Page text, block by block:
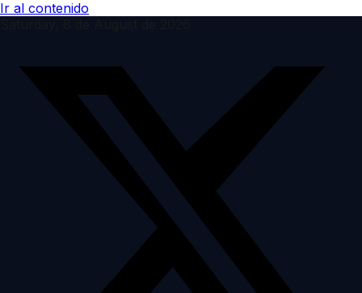
Ir al contenido